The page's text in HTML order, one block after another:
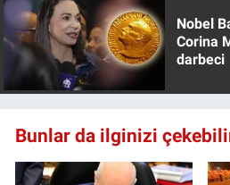
Nobel
Corina
darbeci
Bunlar da ilginizi